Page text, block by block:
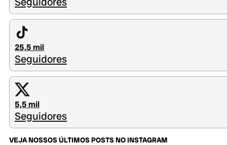
25,5 mil
Seguidores
5,5 mil
Seguidores
VEJA NOSSOS ÚLTIMOS POSTS NO INSTAGRAM